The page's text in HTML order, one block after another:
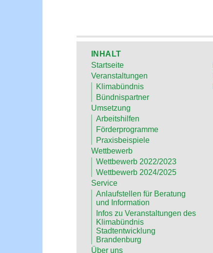
INHALT
Startseite
Veranstaltungen
Klimabündnis
Bündnispartner
Umsetzung
Arbeitshilfen
Förderprogramme
Praxisbeispiele
Wettbewerb
Wettbewerb 2022/2023
Wettbewerb 2024/2025
Service
Anlaufstellen für Beratung
und Information
Infos zu Veranstaltungen des
Klimabündnis
Stadtentwicklung
Brandenburg
Über uns